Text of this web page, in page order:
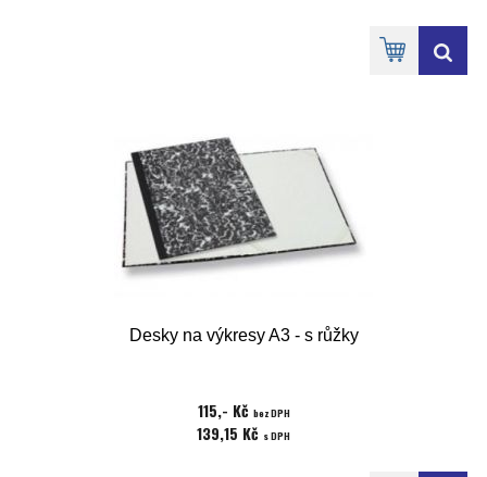
Desky na výkresy A3 - s růžky
115,- Kč bez DPH
139,15 Kč s DPH